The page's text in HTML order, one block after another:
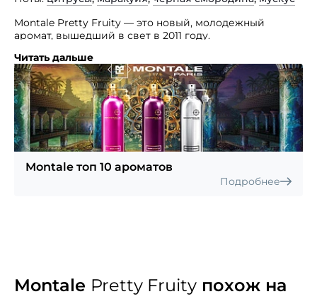
Montale Pretty Fruity — это новый, молодежный
аромат, вышедший в свет в 2011 году.
Этот аромат вселяет жизнерадостность и придает
уверенность в себе. Аромат несмотря на свой
универсальный характер, великолепным образом
подчеркивает уникальный и индивидуальный стиль
своего обладателя или обладательницы. Этот аромат
готов подчеркнуть все лучшие качества своего
привлекательного и обворожительного владельца.
Основные ноты: цитрусы; ноты сердца: черная
смородина и маракуйя; базовая нота: мускус.
Читать дальше
Montale топ 10 ароматов
Подробнее
Montale Pretty Fruity похож на